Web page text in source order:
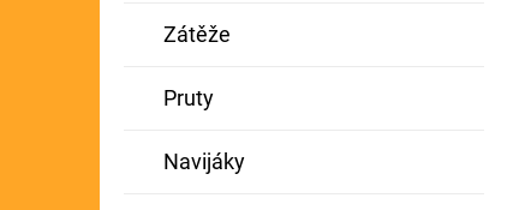
Zátěže
Pruty
Navijáky